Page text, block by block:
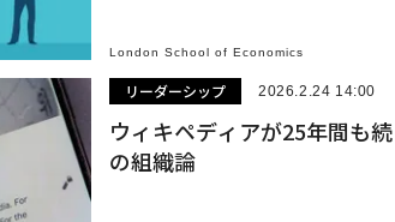
London School of Economics
リーダーシップ 2026.2.24 14:00
ウィキペディアが25年間も
の組織論